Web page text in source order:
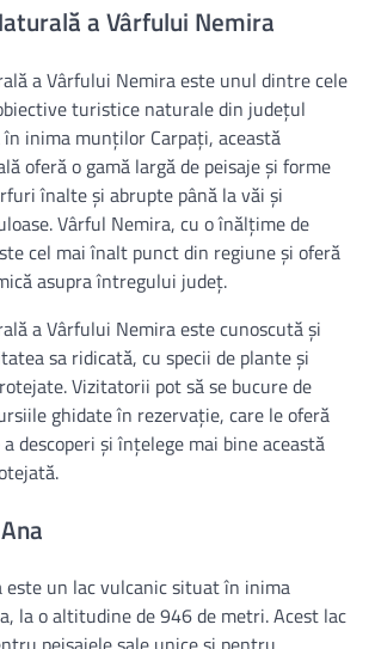
a Vârfului Nemira
a Vârfului Nemira este unul dintre cele
turistice naturale din județul
în inima munților Carpați, această
oferă o gamă largă de peisaje și forme
înalte și abrupte până la văi și
Vârful Nemira, cu o înălțime de
cel mai înalt punct din regiune și oferă
asupra întregului județ.
a Vârfului Nemira este cunoscută și
sa ridicată, cu specii de plante și
Vizitatorii pot să se bucure de
ghidate în rezervație, care le oferă
descoperi și înțelege mai bine această
este un lac vulcanic situat în inima
la o altitudine de 946 de metri. Acest lac